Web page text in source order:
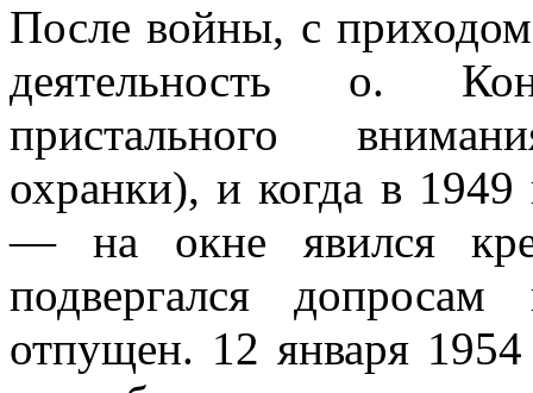
После войны, с
деятельность о.
пристального
охранки), и когда в
— на окне явился
подвергался
отпущен. 12 января